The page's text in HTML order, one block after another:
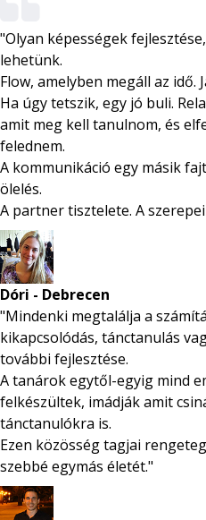
"Olyan képességek
lehetünk.
Flow, amelyben megáll az idő.
Ha úgy tetszik, egy jó buli.
amit meg kell tanulnom, és
felednem.
A kommunikáció egy másik
ölelés.
A partner tisztelete. A
Dóri - Debrecen
"Mindenki megtalálja a
kikapcsolódás, tánctanulás
további fejlesztése.
A tanárok egytől-egyig mind
felkészültek, imádják amit
tánctanulókra is.
Ezen közösség tagjai
szebbé egymás életét."